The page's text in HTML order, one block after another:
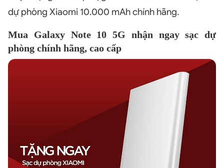
dự phòng Xiaomi 10.000 mAh chính hãng.
Mua Galaxy Note 10 5G nhận ngay sạc dự
phòng chính hãng, cao cấp